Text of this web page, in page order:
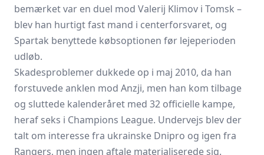
bemærket var en duel mod Valerij Klimov i Tomsk –
blev han hurtigt fast mand i centerforsvaret, og
Spartak benyttede købsoptionen før lejeperioden
udløb.
Skadesproblemer dukkede op i maj 2010, da han
forstuvede anklen mod Anzji, men han kom tilbage
og sluttede kalenderåret med 32 officielle kampe,
heraf seks i Champions League. Undervejs blev der
talt om interesse fra ukrainske Dnipro og igen fra
Rangers, men ingen aftale materialiserede sig.